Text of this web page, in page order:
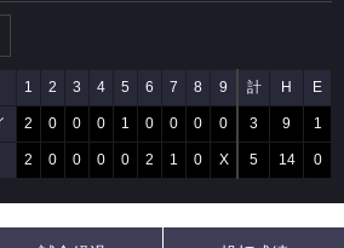
1 2 3 4 5 6 7 8 9 計 H E
2 0 0 0 1 0 0 0 0 3 9 1
2 0 0 0 0 2 1 0 X 5 14 0